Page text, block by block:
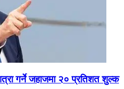
गर्ने जहाजमा २० प्रतिशत शुल्क